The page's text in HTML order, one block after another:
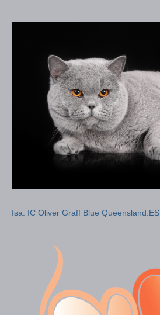
Isa: IC Oliver Graff Blue Queensland.ES